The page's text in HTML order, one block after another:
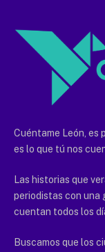
Cuéntame León, es
es lo que tú nos
Las historias que
periodistas con una
cuentan todos los
Buscamos que los